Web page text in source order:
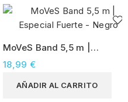
MoVeS Band 5,5 m |
Especial Fuerte - Negro
18,99 €
AÑADIR AL CARRITO